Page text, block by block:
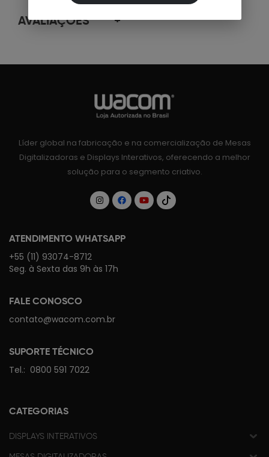
AVALIAÇÕES +
Líder global na fabricação e na comercialização de Mesas
Digitalizadoras e Displays Interativos, oferecendo a melhor
solução para o segmento criativo.
ATENDIMENTO WHATSAPP
+55 (11) 93074-8712
Seg. à Sexta das 9h às 17h
FALE CONOSCO
contato@wacom.com.br
SUPORTE TÉCNICO
Tel.: 0800 591 7022
CATEGORIAS
DISPLAYS INTERATIVOS